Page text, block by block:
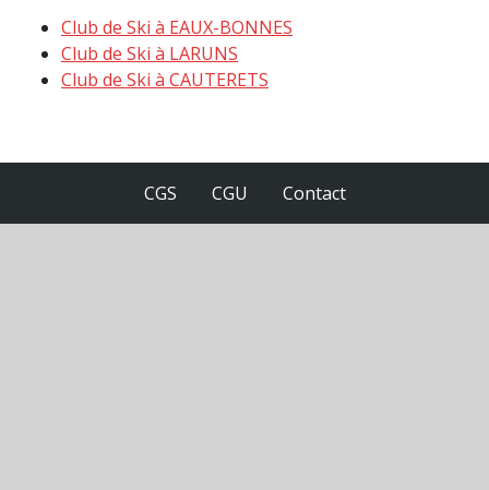
Club de Ski à EAUX-BONNES
Club de Ski à LARUNS
Club de Ski à CAUTERETS
CGS CGU Contact